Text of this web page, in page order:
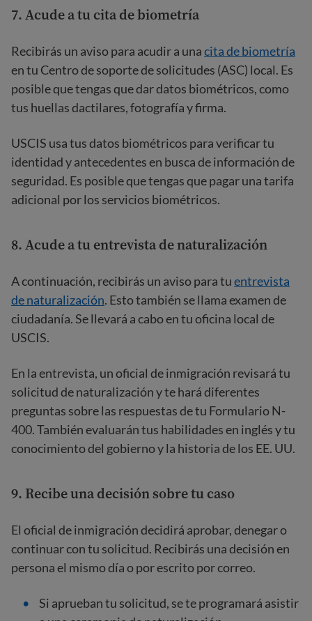
7.Acude a tu cita de biometría
Recibirás un aviso para acudir a unacita de biometría
en tu Centro de soporte de solicitudes (ASC) local. Es
posible que tengas que dar datos biométricos, como
tus huellas dactilares, fotografía y firma.
USCIS usa tus datos biométricos para verificar tu
identidad y antecedentes en busca de información de
seguridad. Es posible que tengas que pagar una tarifa
adicional por los servicios biométricos.
8.Acude a tu entrevista de naturalización
A continuación, recibirás un aviso para tuentrevista
de naturalización. Esto también se llama examen de
ciudadanía. Se llevará a cabo en tu oficina local de
USCIS.
En la entrevista, un oficial de inmigración revisará tu
solicitud de naturalización y te hará diferentes
preguntas sobre las respuestas de tu Formulario N-
400. También evaluarán tus habilidades en inglés y tu
conocimiento del gobierno y la historia de los EE. UU.
9. Recibe una decisión sobre tu caso
El oficial de inmigración decidirá aprobar, denegar o
continuar con tu solicitud. Recibirás una decisión en
persona el mismo día o por escrito por correo.
Si aprueban tu solicitud, se te programará asistir